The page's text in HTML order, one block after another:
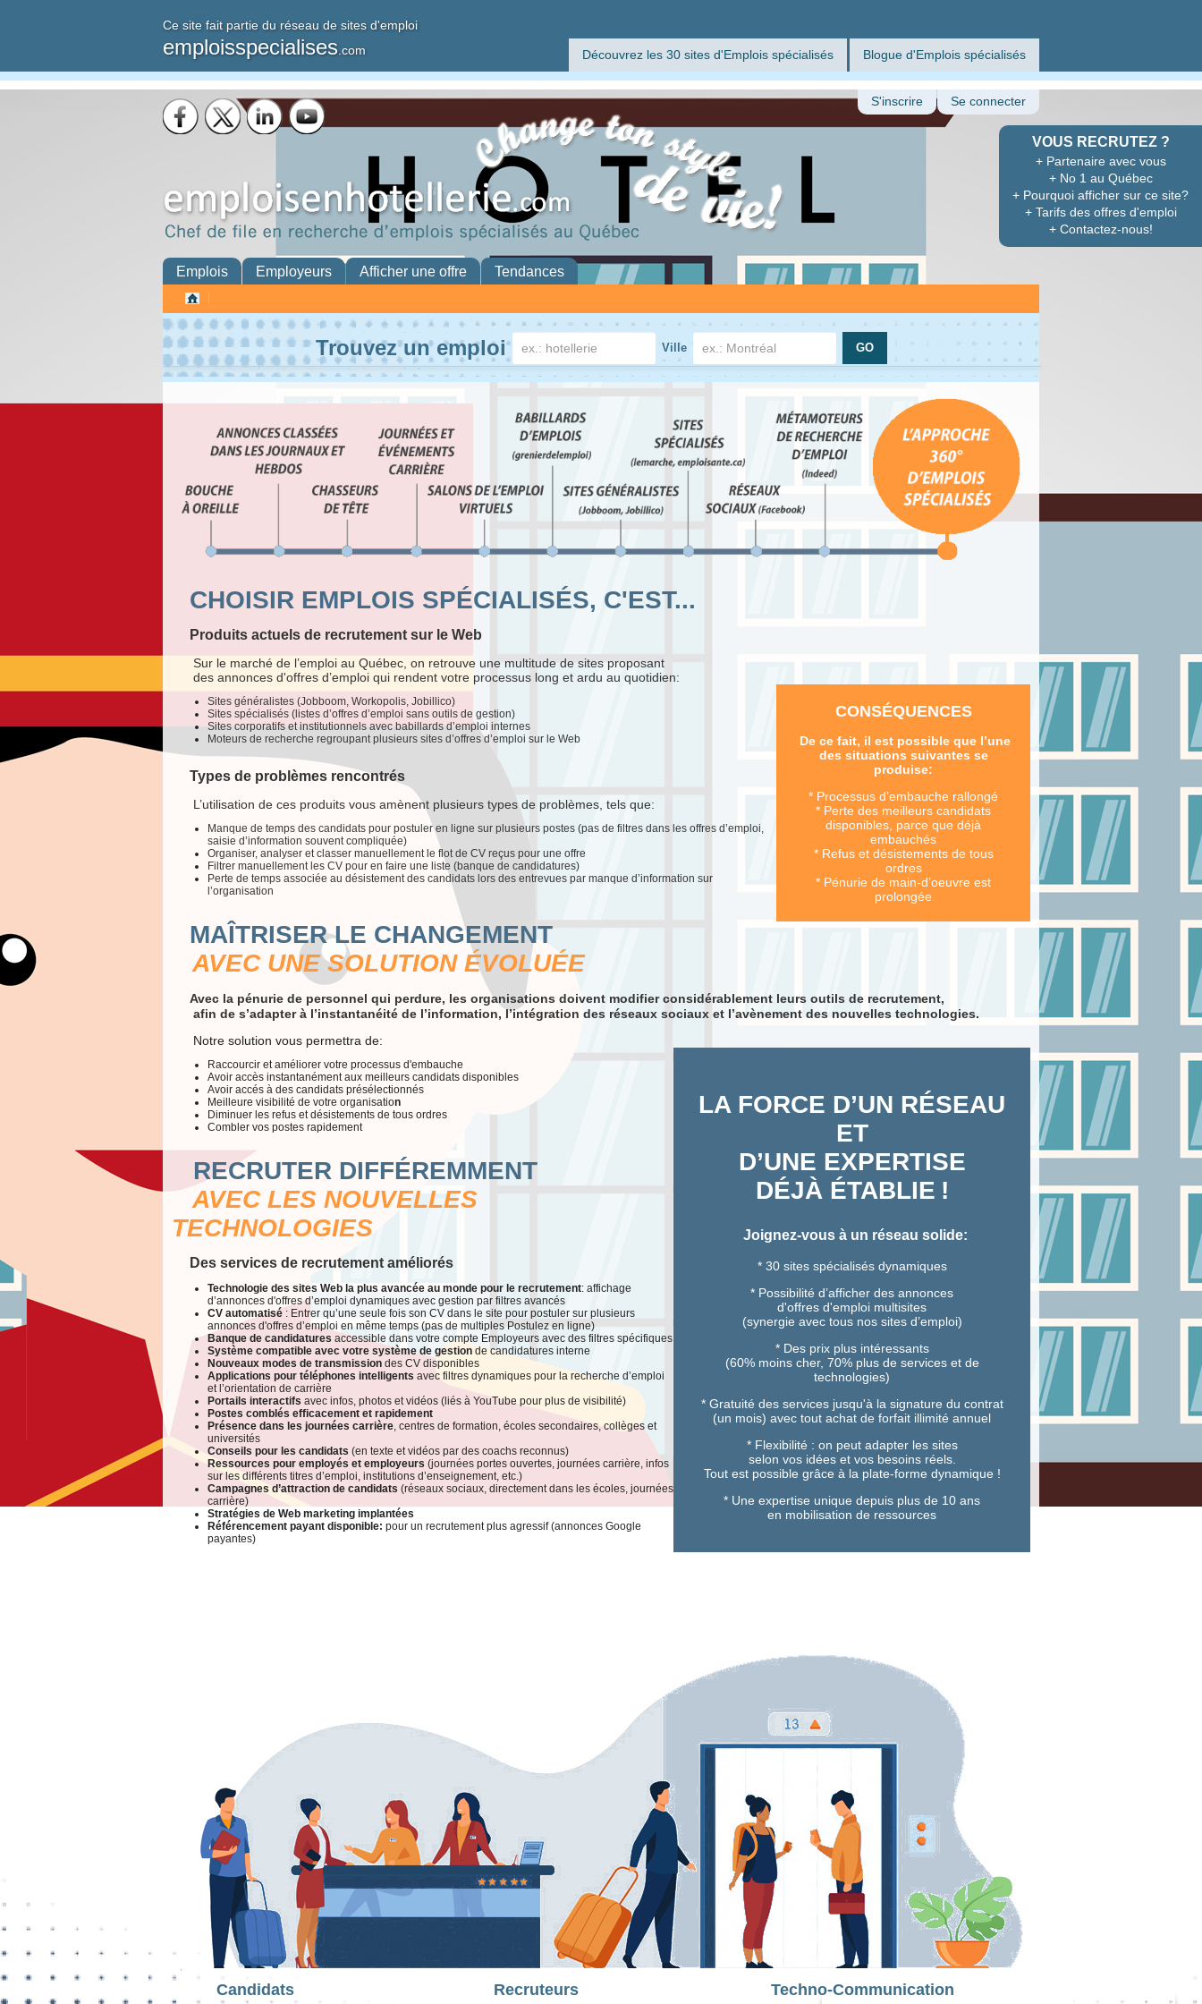
Ce site fait partie du réseau de sites d'emploi
emploisspecialises .com Découvrez les 30 sites d'Emplois spécialisés Blogue d'Emplois spécialisés
VOUS RECRUTEZ ?
+ Partenaire avec vous
+ No 1 au Québec
+ Pourquoi afficher sur ce site?
+ Tarifs des offres d'emploi
+ Contactez-nous!
S'inscrire Se connecter
Emplois Employeurs Afficher une offre Tendances
Trouvez un emploi Ville
CHOISIR EMPLOIS SPÉCIALISÉS, C'EST...
Produits actuels de recrutement sur le Web
Sur le marché de l’emploi au Québec, on retrouve une multitude de sites proposant
des annonces d'offres d’emploi qui rendent votre processus long et ardu au quotidien:
CONSÉQUENCES
De ce fait, il est possible que l’une
des situations suivantes se
produise:
* Processus d’embauche rallongé
* Perte des meilleurs candidats
disponibles, parce que déjà
embauchés
* Refus et désistements de tous
ordres
* Pénurie de main-d’oeuvre est
prolongée
Sites généralistes (Jobboom, Workopolis, Jobillico)
Sites spécialisés (listes d’offres d’emploi sans outils de gestion)
Sites corporatifs et institutionnels avec babillards d’emploi internes
Moteurs de recherche regroupant plusieurs sites d’offres d’emploi sur le Web
Types de problèmes rencontrés
L’utilisation de ces produits vous amènent plusieurs types de problèmes, tels que:
Manque de temps des candidats pour postuler en ligne sur plusieurs postes (pas de filtres dans les offres d’emploi,
saisie d’information souvent compliquée)
Organiser, analyser et classer manuellement le flot de CV reçus pour une offre
Filtrer manuellement les CV pour en faire une liste (banque de candidatures)
Perte de temps associée au désistement des candidats lors des entrevues par manque d’information sur
l’organisation
MAÎTRISER LE CHANGEMENT
AVEC UNE SOLUTION ÉVOLUÉE
Avec la pénurie de personnel qui perdure, les organisations doivent modifier considérablement leurs outils de recrutement,
afin de s’adapter à l’instantanéité de l’information, l’intégration des réseaux sociaux et l’avènement des nouvelles technologies.
Notre solution vous permettra de:
LA FORCE D’UN RÉSEAU
ET
D’UNE EXPERTISE
DÉJÀ ÉTABLIE !
Joignez-vous à un réseau solide:
* 30 sites spécialisés dynamiques
* Possibilité d’afficher des annonces
d'offres d'emploi multisites
(synergie avec tous nos sites d’emploi)
* Des prix plus intéressants
(60% moins cher, 70% plus de services et de
technologies)
* Gratuité des services jusqu'à la signature du contrat
(un mois) avec tout achat de forfait illimité annuel
* Flexibilité : on peut adapter les sites
selon vos idées et vos besoins réels.
Tout est possible grâce à la plate-forme dynamique !
* Une expertise unique depuis plus de 10 ans
en mobilisation de ressources
Raccourcir et améliorer votre processus d'embauche
Avoir accès instantanément aux meilleurs candidats disponibles
Avoir accés à des candidats présélectionnés
Meilleure visibilité de votre organisation
Diminuer les refus et désistements de tous ordres
Combler vos postes rapidement
RECRUTER DIFFÉREMMENT
AVEC LES NOUVELLES
TECHNOLOGIES
Des services de recrutement améliorés
Technologie des sites Web la plus avancée au monde pour le recrutement: affichage
d’annonces d'offres d’emploi dynamiques avec gestion par filtres avancés
CV automatisé : Entrer qu’une seule fois son CV dans le site pour postuler sur plusieurs
annonces d'offres d’emploi en même temps (pas de multiples Postulez en ligne)
Banque de candidatures accessible dans votre compte Employeurs avec des filtres spécifiques
Système compatible avec votre système de gestion de candidatures interne
Nouveaux modes de transmission des CV disponibles
Applications pour téléphones intelligents avec filtres dynamiques pour la recherche d’emploi
et l’orientation de carrière
Portails interactifs avec infos, photos et vidéos (liés à YouTube pour plus de visibilité)
Postes comblés efficacement et rapidement
Présence dans les journées carrière, centres de formation, écoles secondaires, collèges et
universités
Conseils pour les candidats (en texte et vidéos par des coachs reconnus)
Ressources pour employés et employeurs (journées portes ouvertes, journées carrière, infos
sur les différents titres d’emploi, institutions d’enseignement, etc.)
Campagnes d’attraction de candidats (réseaux sociaux, directement dans les écoles, journées
carrière)
Stratégies de Web marketing implantées
Référencement payant disponible: pour un recrutement plus agressif (annonces Google
payantes)
Candidats Recruteurs Techno-Communication